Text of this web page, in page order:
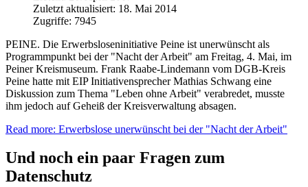
Zuletzt aktualisiert: 18. Mai 2014
Zugriffe: 7945
PEINE. Die Erwerbsloseninitiative Peine ist unerwünscht als
Programmpunkt bei der "Nacht der Arbeit" am Freitag, 4. Mai, im
Peiner Kreismuseum. Frank Raabe-Lindemann vom DGB-Kreis
Peine hatte mit EIP Initiativensprecher Mathias Schwang eine
Diskussion zum Thema "Leben ohne Arbeit" verabredet, musste
ihm jedoch auf Geheiß der Kreisverwaltung absagen.
Read more: Erwerbslose unerwünscht bei der "Nacht der Arbeit"
Und noch ein paar Fragen zum
Datenschutz